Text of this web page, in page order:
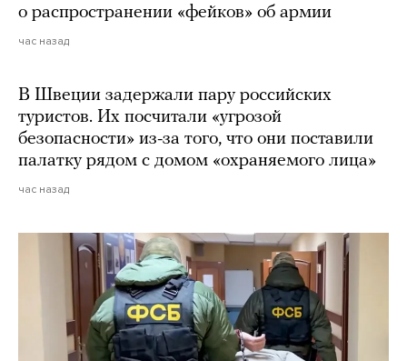
о распространении «фейков» об армии
час назад
В Швеции задержали пару российских
туристов. Их посчитали «угрозой
безопасности» из-за того, что они поставили
палатку рядом с домом «охраняемого лица»
час назад